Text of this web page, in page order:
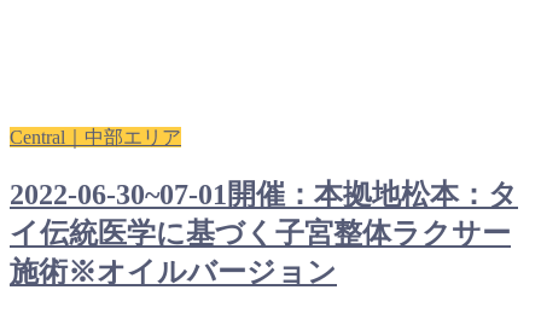
Central｜中部エリア
2022-06-30~07-01開催：本拠地松本：タ
イ伝統医学に基づく子宮整体ラクサー
施術※オイルバージョン